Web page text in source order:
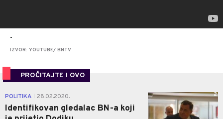
-
IZVOR: YOUTUBE/ BNTV
PROČITAJTE I OVO
POLITIKA 28.02.2020.
Identifikovan gledalac BN-a koji
2